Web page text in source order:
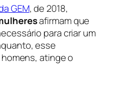
GEM, de 2018,
afirmam que
para criar um
esse
atinge o